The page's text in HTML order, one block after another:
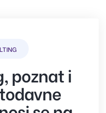
poznat i